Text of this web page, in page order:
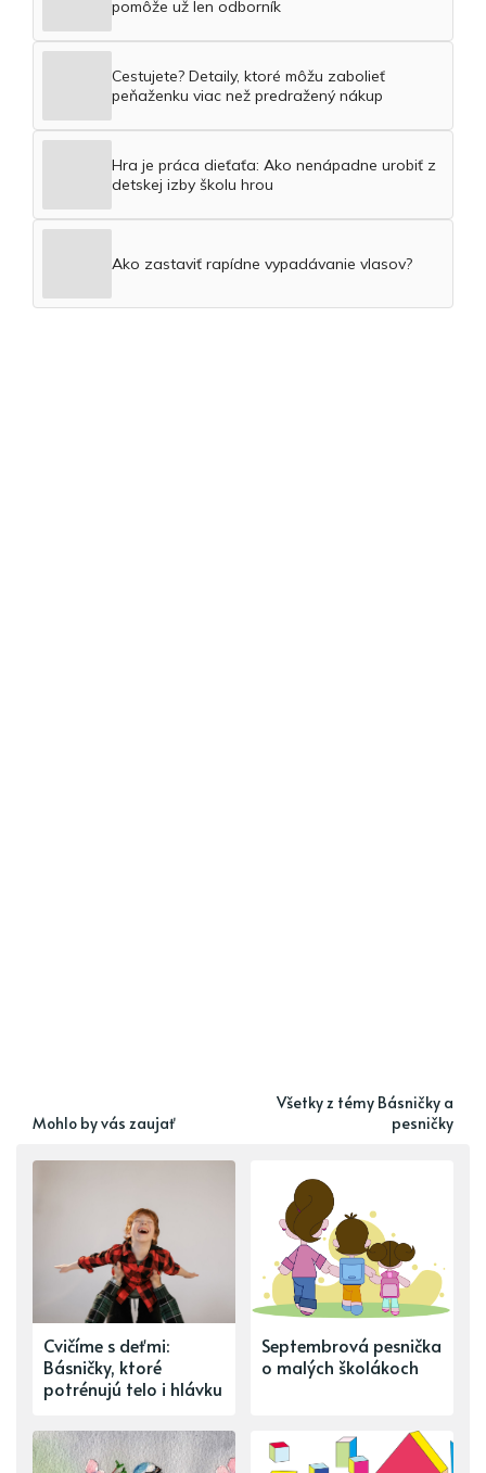
pomôže už len odborník
Cestujete? Detaily, ktoré môžu zabolieť
peňaženku viac než predražený nákup
Hra je práca dieťaťa: Ako nenápadne urobiť z
detskej izby školu hrou
Ako zastaviť rapídne vypadávanie vlasov?
Mohlo by vás zaujať
Všetky z témy Básničky a
pesničky
Cvičíme s deťmi:
Básničky, ktoré
potrénujú telo i hlávku
Septembrová pesnička
o malých školákoch